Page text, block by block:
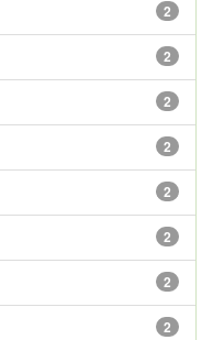
2
2
2
2
2
2
2
2